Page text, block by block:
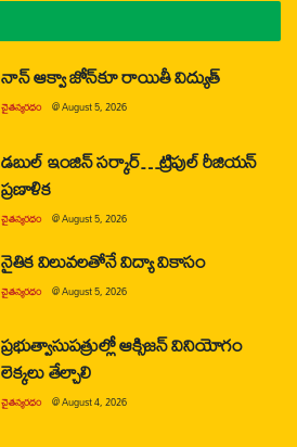
నాన్ ఆక్వా జోన్‌కూ రాయితీ విద్యుత్
చైతన్యరధం @August 5, 2026
డబుల్ ఇంజిన్ సర్కార్…ట్రిపుల్ రీజియన్
ప్రణాళిక
చైతన్యరధం @August 5, 2026
నైతిక విలువలతోనే విద్యా వికాసం
చైతన్యరధం @August 5, 2026
ప్రభుత్వాసుపత్రుల్లో ఆక్సిజన్ వినియోగం
లెక్కలు తేల్చాలి
చైతన్యరధం @August 4, 2026